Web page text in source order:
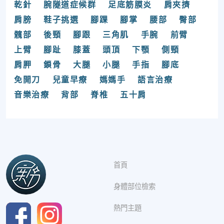
乾針 腕隧道症候群 足底筋膜炎
肩夾擠
肩膀
鞋子挑選 腳踝 腳掌 腰部
臀部
髖部
後頸 腳跟 三角肌 手腕
前臂
上臂
腳趾 膝蓋 頭頂 下顎
側頸
肩胛
鎖骨 大腿 小腿 手指
腳底
免開刀
兒童早療 媽媽手
語言治療
音樂治療
背部 脊椎 五十肩
首頁
身體部位檢索
熱門主題